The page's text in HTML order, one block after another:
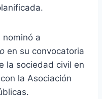
nominó a
en su convocatoria
la sociedad civil en
la Asociación